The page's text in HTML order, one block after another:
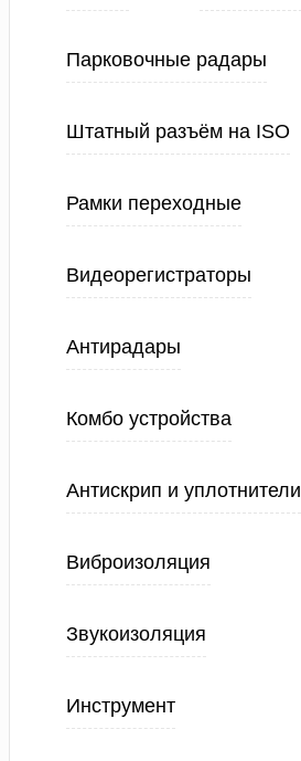
Парковочные радары
Штатный разъём на ISO
Рамки переходные
Видеорегистраторы
Антирадары
Комбо устройства
Антискрип и уплотнители
Виброизоляция
Звукоизоляция
Инструмент